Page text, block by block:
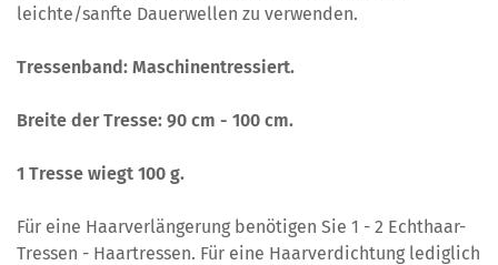
leichte/sanfte Dauerwellen zu verwenden.
Tressenband: Maschinentressiert.
Breite der Tresse: 90 cm - 100 cm.
1 Tresse wiegt 100 g.
Für eine Haarverlängerung benötigen Sie 1 - 2 Echthaar-
Tressen - Haartressen. Für eine Haarverdichtung lediglich